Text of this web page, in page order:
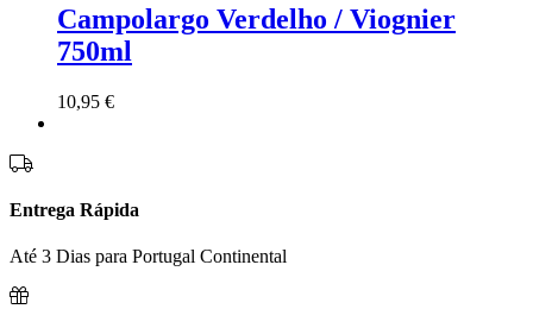
Campolargo Verdelho / Viognier
750ml
10,95 €
Entrega Rápida
Até 3 Dias para Portugal Continental